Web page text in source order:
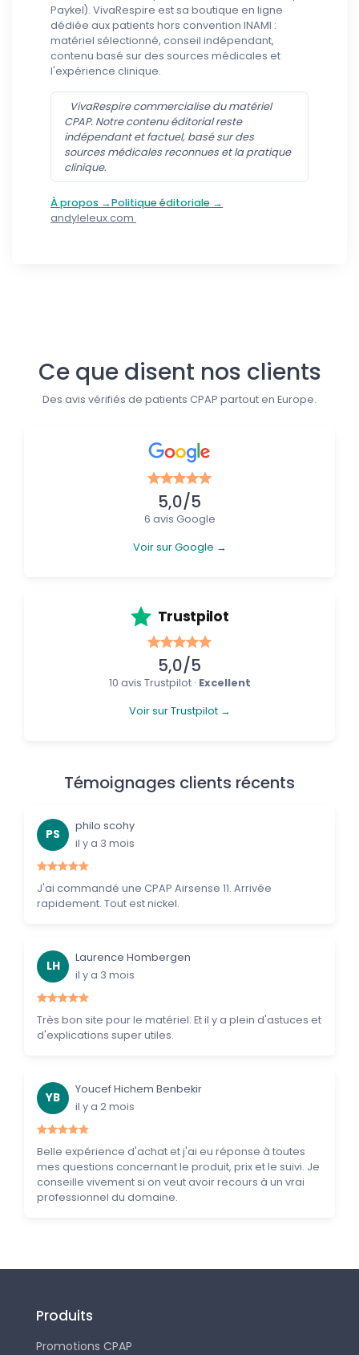
Paykel). VivaRespire est sa boutique en ligne
dédiée aux patients hors convention INAMI :
matériel sélectionné, conseil indépendant,
contenu basé sur des sources médicales et
l'expérience clinique.
VivaRespire commercialise du matériel
CPAP. Notre contenu éditorial reste
indépendant et factuel, basé sur des
sources médicales reconnues et la pratique
clinique.
À propos →Politique éditoriale →
andyleleux.com
Ce que disent nos clients
Des avis vérifiés de patients CPAP partout en Europe.
5,0/5
6 avis Google
Voir sur Google →
Trustpilot
5,0/5
10 avis Trustpilot · Excellent
Voir sur Trustpilot →
Témoignages clients récents
PS
philo scohy
il y a 3 mois
J'ai commandé une CPAP Airsense 11. Arrivée
rapidement. Tout est nickel.
LH
Laurence Hombergen
il y a 3 mois
Très bon site pour le matériel. Et il y a plein d'astuces et
d'explications super utiles.
YB
Youcef Hichem Benbekir
il y a 2 mois
Belle expérience d'achat et j'ai eu réponse à toutes
mes questions concernant le produit, prix et le suivi. Je
conseille vivement si on veut avoir recours à un vrai
professionnel du domaine.
Produits
Promotions CPAP